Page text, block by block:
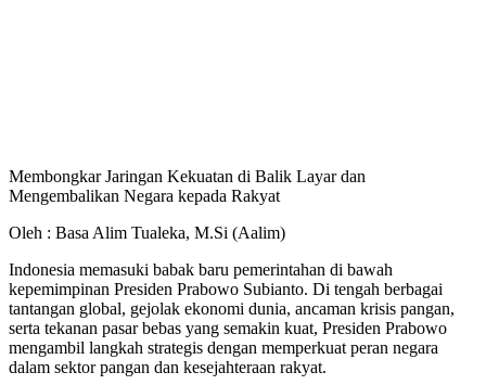
Membongkar Jaringan Kekuatan di Balik Layar dan
Mengembalikan Negara kepada Rakyat
Oleh : Basa Alim Tualeka, M.Si (Aalim)
Indonesia memasuki babak baru pemerintahan di bawah
kepemimpinan Presiden Prabowo Subianto. Di tengah berbagai
tantangan global, gejolak ekonomi dunia, ancaman krisis pangan,
serta tekanan pasar bebas yang semakin kuat, Presiden Prabowo
mengambil langkah strategis dengan memperkuat peran negara
dalam sektor pangan dan kesejahteraan rakyat.